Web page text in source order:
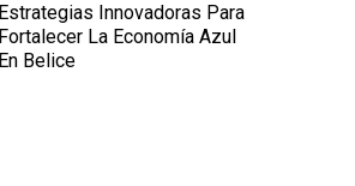
Estrategias Innovadoras Para
Fortalecer La Economía Azul
En Belice